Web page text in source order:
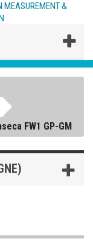
MEASUREMENT &
FW1 GP-GM